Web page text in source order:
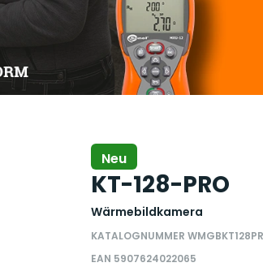
Neu
KT-128-PRO
Wärmebildkamera
KATALOGNUMMER
EAN 5907624022065